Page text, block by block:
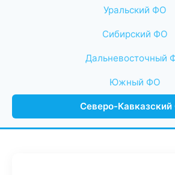
Уральский ФО
Сибирский ФО
Дальневосточный
Южный ФО
Северо-